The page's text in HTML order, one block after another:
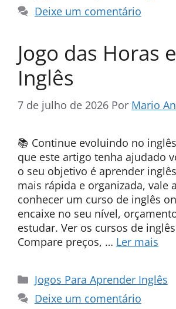
Deixe um comentário
Jogo das Horas
Inglês
7 de julho de 2026 Por Mario
📚 Continue evoluindo no
que este artigo tenha ajudado
o seu objetivo é aprender
mais rápida e organizada, vale
conhecer um curso de inglês
encaixe no seu nível,
estudar. Ver os cursos de
Compare preços, … Ler mais
Categorias
Jogos Para Aprender Inglês
Deixe um comentário